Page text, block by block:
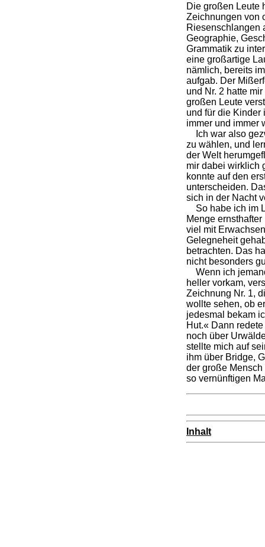
Die großen Leute
Zeichnungen von
Riesenschlangen
Geographie,
Grammatik zu
eine großartige
nämlich, bereits
aufgab. Der
und Nr. 2 hatte
großen Leute
und für die Kinder
immer und immer
Ich war also
zu wählen, und
der Welt
mir dabei wirklich
konnte auf den
unterscheiden.
sich in der Nacht
So habe ich im
Menge
viel mit
Gelegneheit
betrachten. Das
nicht besonders
Wenn ich
heller vorkam,
Zeichnung Nr. 1,
wollte sehen, ob
jedesmal bekam
Hut.« Dann
noch über
stellte mich auf
ihm über Bridge,
der große
so vernünftigen
Inhalt